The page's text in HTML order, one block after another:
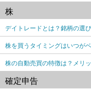
株
デイトレードとは？銘柄の選
株を買うタイミングはいつが
株の自動売買の特徴は？メリ
確定申告